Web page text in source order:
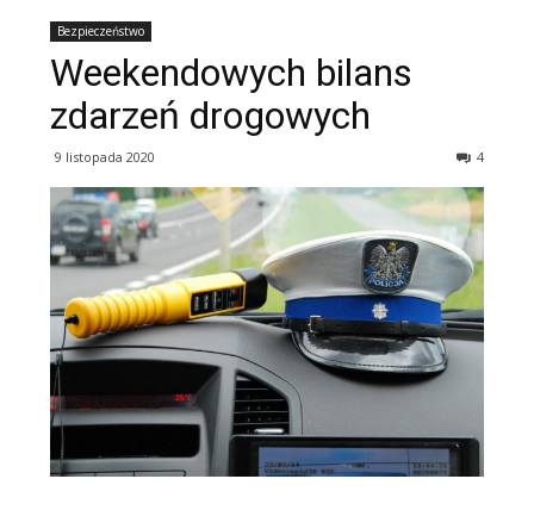
Bezpieczeństwo
Weekendowych bilans
zdarzeń drogowych
9 listopada 2020 4